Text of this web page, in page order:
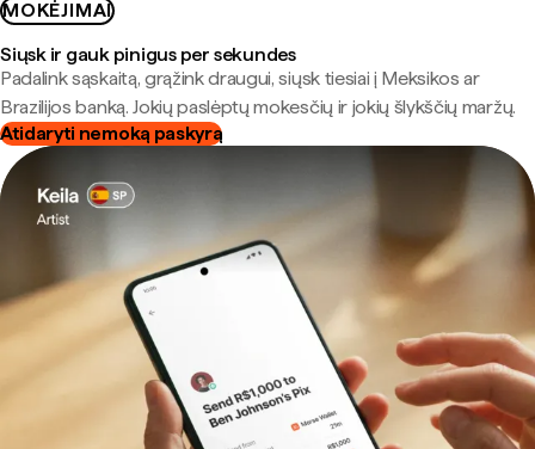
MOKĖJIMAI
Siųsk ir gauk pinigus per sekundes
Padalink sąskaitą, grąžink draugui, siųsk tiesiai į Meksikos ar
Brazilijos banką. Jokių paslėptų mokesčių ir jokių šlykščių maržų.
Atidaryti nemoką paskyrą